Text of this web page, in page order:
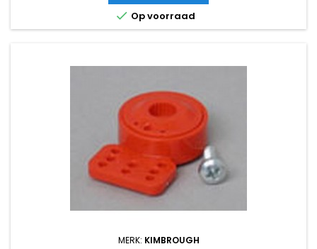
 Op voorraad
MERK: KIMBROUGH